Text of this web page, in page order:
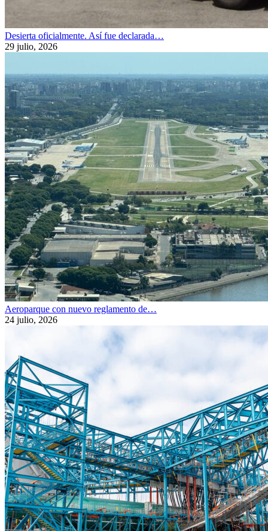
Desierta oficialmente. Así fue declarada…
29 julio, 2026
Aeroparque con nuevo reglamento de…
24 julio, 2026